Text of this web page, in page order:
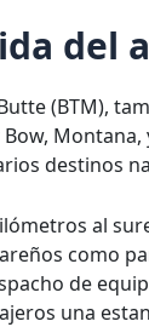
del
(BTM),
Bow,
destinos
al
como
de
una